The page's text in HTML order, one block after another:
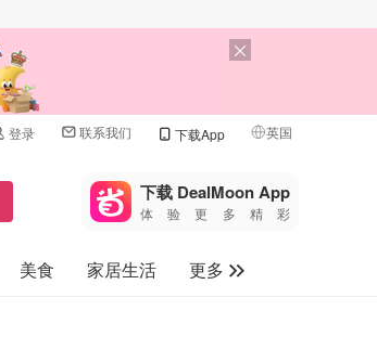
登录 联系我们 下载App 英国
🇺🇸
🇨🇳 中国
🇨🇦加拿大
下载 DealMoon App
体验更多精彩
美食 家居生活
更多